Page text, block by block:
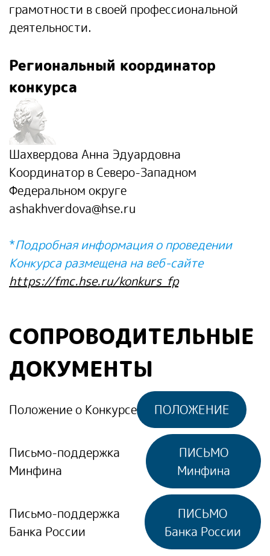
грамотности в своей профессиональной
деятельности.
Региональный координатор
конкурса
Шахвердова Анна Эдуардовна
Координатор в Северо-Западном
Федеральном округе
ashakhverdova@hse.ru
*Подробная информация о проведении
Конкурса размещена на веб-сайте
https://fmc.hse.ru/konkurs_fp
СОПРОВОДИТЕЛЬНЫЕ
ДОКУМЕНТЫ
Положение о Конкурсе ПОЛОЖЕНИЕ
Письмо-поддержка
Минфина
ПИСЬМО
Минфина
Письмо-поддержка
Банка России
ПИСЬМО
Банка России